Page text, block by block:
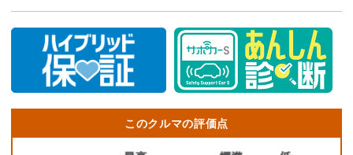
このクルマの評価点